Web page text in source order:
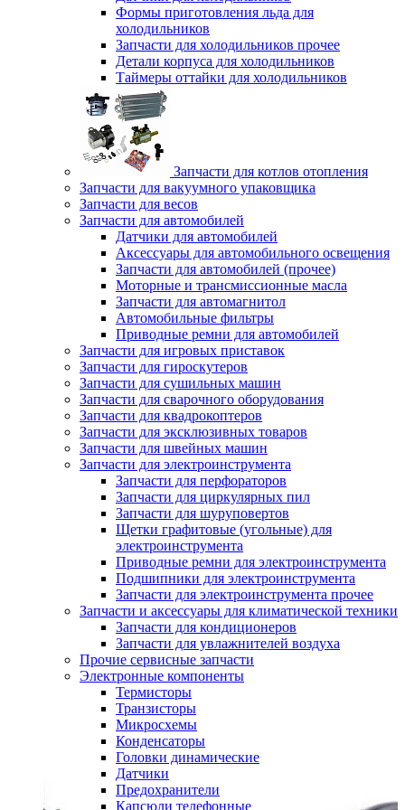
Формы приготовления льда для
холодильников
Запчасти для холодильников прочее
Детали корпуса для холодильников
Таймеры оттайки для холодильников
Запчасти для котлов отопления
Запчасти для вакуумного упаковщика
Запчасти для весов
Запчасти для автомобилей
Датчики для автомобилей
Аксессуары для автомобильного освещения
Запчасти для автомобилей (прочее)
Моторные и трансмиссионные масла
Запчасти для автомагнитол
Автомобильные фильтры
Приводные ремни для автомобилей
Запчасти для игровых приставок
Запчасти для гироскутеров
Запчасти для сушильных машин
Запчасти для сварочного оборудования
Запчасти для квадрокоптеров
Запчасти для эксклюзивных товаров
Запчасти для швейных машин
Запчасти для электроинструмента
Запчасти для перфораторов
Запчасти для циркулярных пил
Запчасти для шуруповертов
Щетки графитовые (угольные) для
электроинструмента
Приводные ремни для электроинструмента
Подшипники для электроинструмента
Запчасти для электроинструмента прочее
Запчасти и аксессуары для климатической техники
Запчасти для кондиционеров
Запчасти для увлажнителей воздуха
Прочие сервисные запчасти
Электронные компоненты
Термисторы
Транзисторы
Микросхемы
Конденсаторы
Головки динамические
Датчики
Предохранители
Капсюли телефонные